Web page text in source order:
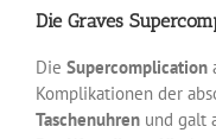
Die Graves
Die Supercomplication
Komplikationen der
Taschenuhrenund galt